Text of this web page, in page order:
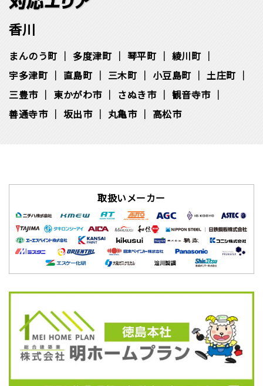
香川
まんのう町 多度津町 琴平町
綾川町
宇多津町
直島町 三木町 小豆島町
土庄町
三豊市
東かがわ市 さぬき市
観音寺市
善通寺市
坂出市 丸亀市 高松市
取扱いメーカー